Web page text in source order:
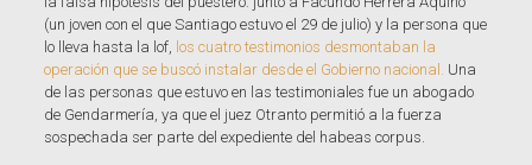
(un joven con el que Santiago estuvo el 29 de julio) y la persona que
lo lleva hasta la lof, los cuatro testimonios desmontaban la
operación que se buscó instalar desde el Gobierno nacional. Una
de las personas que estuvo en las testimoniales fue un abogado
de Gendarmería, ya que el juez Otranto permitió a la fuerza
sospechada ser parte del expediente del habeas corpus.